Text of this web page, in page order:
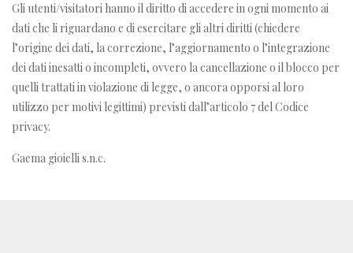
Gli utenti/visitatori hanno il diritto di accedere in ogni momento ai
dati che li riguardano e di esercitare gli altri diritti (chiedere
l’origine dei dati, la correzione, l’aggiornamento o l’integrazione
dei dati inesatti o incompleti, ovvero la cancellazione o il blocco per
quelli trattati in violazione di legge, o ancora opporsi al loro
utilizzo per motivi legittimi) previsti dall’articolo 7 del Codice
privacy.
Gaema gioielli s.n.c.